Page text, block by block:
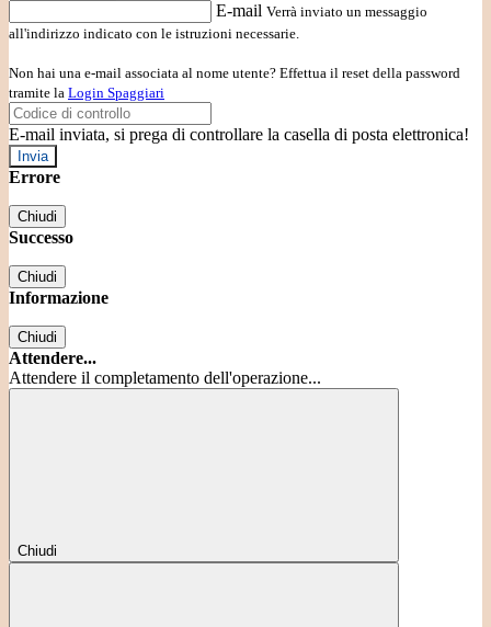
E-mail Verrà inviato un messaggio
all'indirizzo indicato con le istruzioni necessarie.
Non hai una e-mail associata al nome utente? Effettua il reset della password
tramite la Login Spaggiari
E-mail inviata, si prega di controllare la casella di posta elettronica!
Errore
Chiudi
Successo
Chiudi
Informazione
Chiudi
Attendere...
Attendere il completamento dell'operazione...
Chiudi